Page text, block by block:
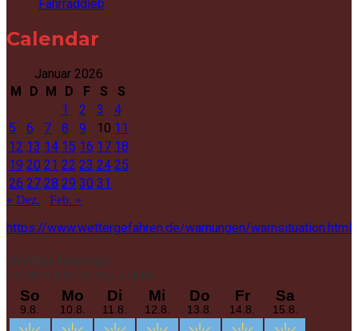
Fahrraddieb
Calendar
Januar 2026
M
D M D F S
S
1
2 3
4
5
6 7 8 9 10 11
12 13 14 15 16 17 18
19 20 21 22 23 24 25
26 27 28 29 30 31
« Dez. Feb. »
https://www.wettergefahren.de/warnungen/warnsituation.html